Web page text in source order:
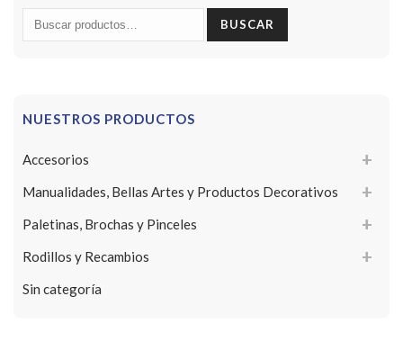
Buscar
por:
BUSCAR
NUESTROS PRODUCTOS
Accesorios
Manualidades, Bellas Artes y Productos Decorativos
Paletinas, Brochas y Pinceles
Rodillos y Recambios
Sin categoría